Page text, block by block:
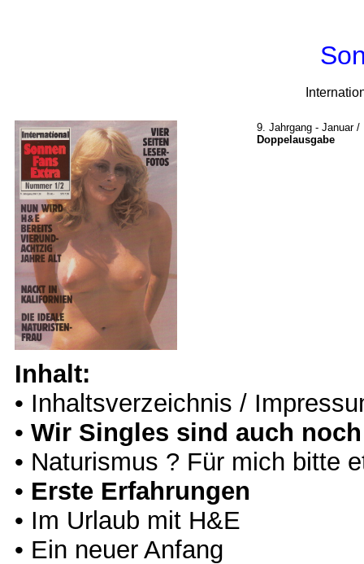
9. Jahrgang - Januar /
Doppelausgabe
Inhalt:
• Inhaltsverzeichnis /
• Wir Singles sind auch
• Naturismus ? Für mich bitte
• Erste Erfahrungen
• Im Urlaub mit H&E
• Ein neuer Anfang